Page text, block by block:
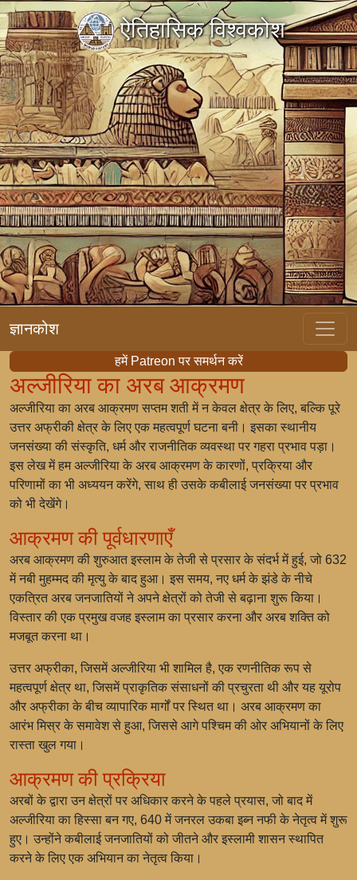
ऐतिहासिक विश्वकोश
ज्ञानकोश
हमें Patreon पर समर्थन करें
अल्जीरिया का अरब आक्रमण
अल्जीरिया का अरब आक्रमण सप्तम शती में न केवल क्षेत्र के लिए, बल्कि पूरे
उत्तर अफ्रीकी क्षेत्र के लिए एक महत्वपूर्ण घटना बनी। इसका स्थानीय
जनसंख्या की संस्कृति, धर्म और राजनीतिक व्यवस्था पर गहरा प्रभाव पड़ा।
इस लेख में हम अल्जीरिया के अरब आक्रमण के कारणों, प्रक्रिया और
परिणामों का भी अध्ययन करेंगे, साथ ही उसके कबीलाई जनसंख्या पर प्रभाव
को भी देखेंगे।
आक्रमण की पूर्वधारणाएँ
अरब आक्रमण की शुरुआत इस्लाम के तेजी से प्रसार के संदर्भ में हुई, जो 632
में नबी मुहम्मद की मृत्यु के बाद हुआ। इस समय, नए धर्म के झंडे के नीचे
एकत्रित अरब जनजातियों ने अपने क्षेत्रों को तेजी से बढ़ाना शुरू किया।
विस्तार की एक प्रमुख वजह इस्लाम का प्रसार करना और अरब शक्ति को
मजबूत करना था।
उत्तर अफ्रीका, जिसमें अल्जीरिया भी शामिल है, एक रणनीतिक रूप से
महत्वपूर्ण क्षेत्र था, जिसमें प्राकृतिक संसाधनों की प्रचुरता थी और यह यूरोप
और अफ्रीका के बीच व्यापारिक मार्गों पर स्थित था। अरब आक्रमण का
आरंभ मिस्र के समावेश से हुआ, जिससे आगे पश्चिम की ओर अभियानों के लिए
रास्ता खुल गया।
आक्रमण की प्रक्रिया
अरबों के द्वारा उन क्षेत्रों पर अधिकार करने के पहले प्रयास, जो बाद में
अल्जीरिया का हिस्सा बन गए, 640 में जनरल उकबा इब्न नफी के नेतृत्व में शुरू
हुए। उन्होंने कबीलाई जनजातियों को जीतने और इस्लामी शासन स्थापित
करने के लिए एक अभियान का नेतृत्व किया।